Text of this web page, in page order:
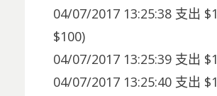
04/07/2017 13:25:38 支出
$100)
04/07/2017 13:25:39 支出
04/07/2017 13:25:40 支出